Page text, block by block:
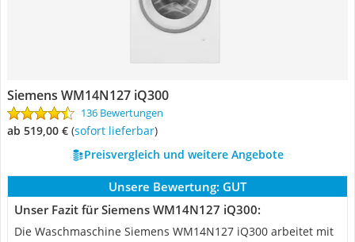
Siemens WM14N127 iQ300
136 Bewertungen
ab 519,00 € ( Sofort lieferbar)
Preisvergleich und weitere Angebote
Unsere Bewertung: GUT
Unser Fazit für Siemens WM14N127 iQ300:
Die Waschmaschine Siemens WM14N127 iQ300 arbeitet mit